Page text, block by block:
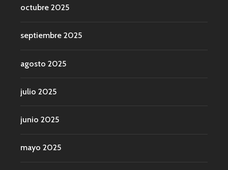
octubre 2025
septiembre 2025
agosto 2025
julio 2025
junio 2025
mayo 2025